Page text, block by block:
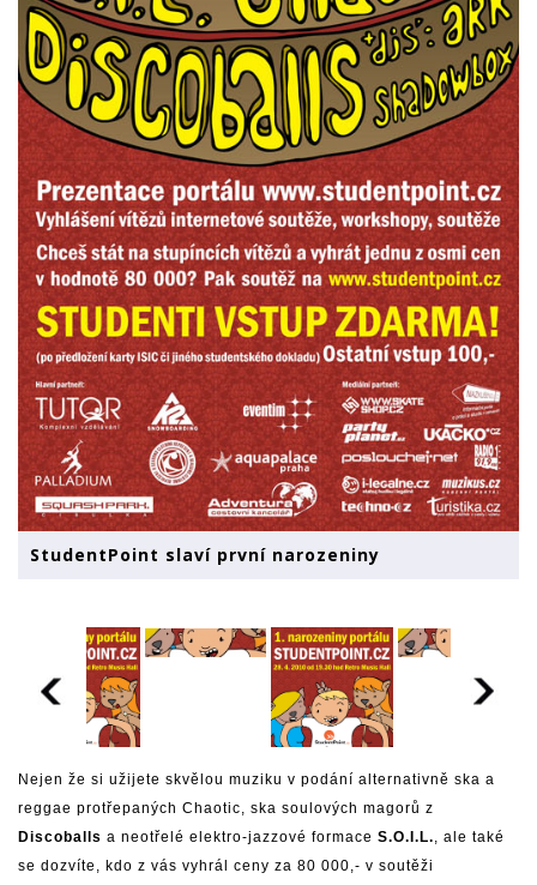
StudentPoint slaví první narozeniny
Nejen že si užijete skvělou muziku v podání alternativně ska a
reggae protřepaných Chaotic, ska soulových magorů z
Discoballs a neotřelé elektro-jazzové formace S.O.I.L., ale také
se dozvíte, kdo z vás vyhrál ceny za 80 000,- v soutěži